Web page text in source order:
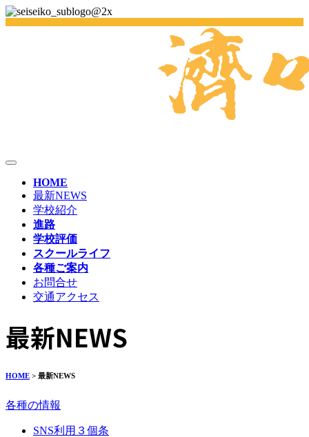
HOME
最新NEWS
学校紹介
進路
学校評価
スクールライフ
各種ご案内
お問合せ
交通アクセス
最新NEWS
HOME > 最新NEWS
各種の情報
SNS利用３個条